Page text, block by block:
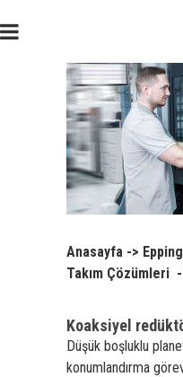
Anasayfa ->
Takım Çözümleri
Koaksiyel
Düşük boşluklu
konumlandırma